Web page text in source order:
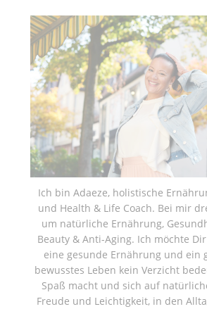
Ich bin Adaeze, holistische
und Health & Life Coach. Bei mir
um natürliche Ernährung,
Beauty & Anti-Aging. Ich möchte
eine gesunde Ernährung und ein
bewusstes Leben kein Verzicht
Spaß macht und sich auf
Freude und Leichtigkeit, in den